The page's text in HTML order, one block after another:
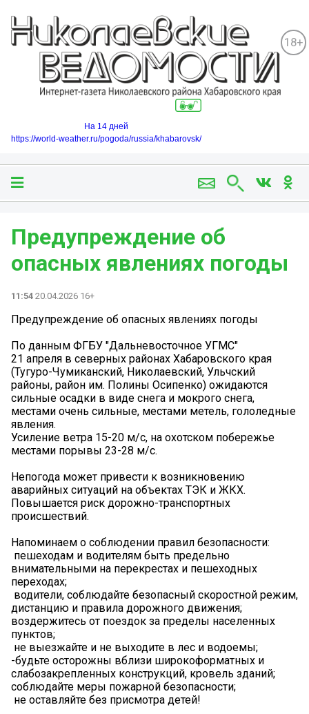
18+
На 14 дней
https://world-weather.ru/pogoda/russia/khabarovsk/
Предупреждение об
опасных явлениях погоды
11:54 20.04.2026 16+
Предупреждение об опасных явлениях погоды
По данным ФГБУ "Дальневосточное УГМС"
21 апреля в северных районах Хабаровского края
(Тугуро-Чумиканский, Николаевский, Ульчский
районы, район им. Полины Осипенко) ожидаются
сильные осадки в виде снега и мокрого снега,
местами очень сильные, местами метель, гололедные
явления.
Усиление ветра 15-20 м/с, на охотском побережье
местами порывы 23-28 м/с.
️Непогода может привести к возникновению
аварийных ситуаций на объектах ТЭК и ЖКХ.
Повышается риск дорожно-транспортных
происшествий.
Напоминаем о соблюдении правил безопасности:
️ пешеходам и водителям быть предельно
внимательными на перекрестах и пешеходных
переходах;
️ водители, соблюдайте безопасный скоростной режим,
дистанцию и правила дорожного движения;
️воздержитесь от поездок за пределы населенных
пунктов;
️ не выезжайте и не выходите в лес и водоемы;
-️будьте осторожны вблизи широкоформатных и
слабозакрепленных конструкций, кровель зданий;
️соблюдайте меры пожарной безопасности;
️ не оставляйте без присмотра детей!